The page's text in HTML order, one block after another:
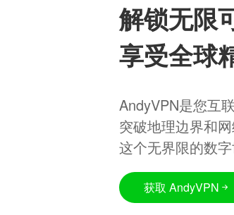
解锁无限
享受全球
AndyVPN是您互
突破地理边界和
这个无界限的数字
获取 AndyVPN